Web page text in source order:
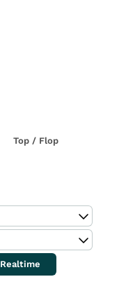
Top / Flop
Realtime